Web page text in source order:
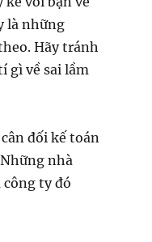
là những
Hãy tránh
gì về sai lầm
đối kế toán
nhà
công ty đó